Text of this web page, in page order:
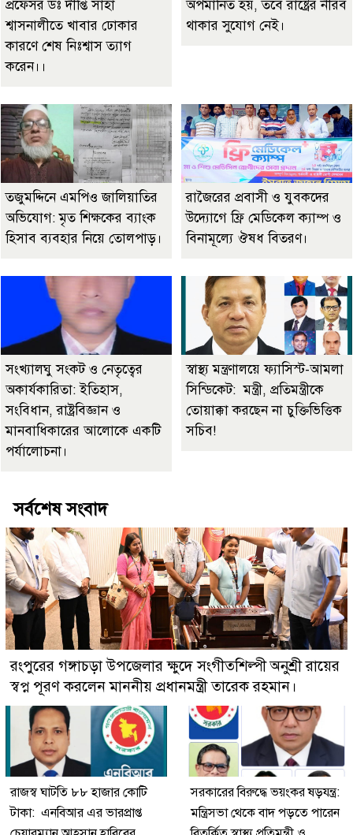
প্রফেসর ডঃ দীপ্তি সাহা
শ্বাসনালীতে খাবার ঢোকার
কারণে শেষ নিঃশ্বাস ত্যাগ
করেন।।
অপমানিত হয়, তবে রাষ্ট্রের নীরব
থাকার সুযোগ নেই।
তজুমদ্দিনে এমপিও জালিয়াতির
অভিযোগ: মৃত শিক্ষকের ব্যাংক
হিসাব ব্যবহার নিয়ে তোলপাড়।
রাজৈরের‌ প্রবাসী ও যুবকদের
উদ্যোগে ফ্রি মেডিকেল ক্যাম্প ও
বিনামূল্যে ঔষধ বিতরণ।
সংখ্যালঘু সংকট ও নেতৃত্বের
অকার্যকারিতা: ইতিহাস,
সংবিধান, রাষ্ট্রবিজ্ঞান ও
মানবাধিকারের আলোকে একটি
পর্যালোচনা।
স্বাস্থ্য মন্ত্রণালয়ে ফ্যাসিস্ট-আমলা
সিন্ডিকেট: মন্ত্রী, প্রতিমন্ত্রীকে
তোয়াক্কা করছেন না চুক্তিভিত্তিক
সচিব!
সর্বশেষ সংবাদ
রংপুরের গঙ্গাচড়া উপজেলার ক্ষুদে সংগীতশিল্পী অনুশ্রী রায়ের
স্বপ্ন পূরণ করলেন মাননীয় প্রধানমন্ত্রী তারেক রহমান।
রাজস্ব ঘাটতি ৮৮ হাজার কোটি
টাকা: এনবিআর এর ভারপ্রাপ্ত
সরকারের বিরুদ্ধে ভয়ংকর ষড়যন্ত্র:
মন্ত্রিসভা থেকে বাদ পড়তে পারেন